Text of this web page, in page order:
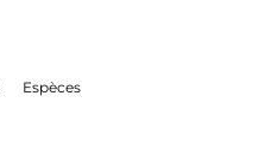
Espèces